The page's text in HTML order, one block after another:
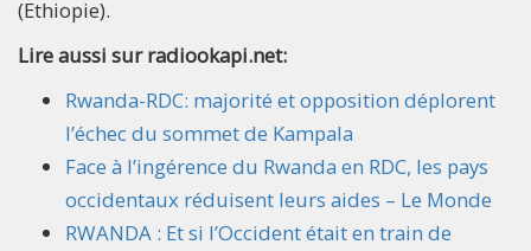
(Ethiopie).
Lire aussi sur radiookapi.net:
Rwanda-RDC: majorité et opposition déplorent
l’échec du sommet de Kampala
Face à l’ingérence du Rwanda en RDC, les pays
occidentaux réduisent leurs aides – Le Monde
RWANDA : Et si l’Occident était en train de